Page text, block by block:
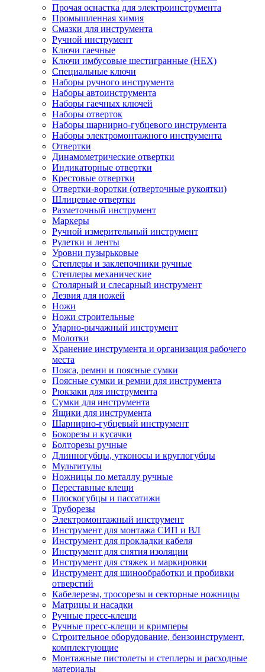
Прочая оснастка для электроинструмента
Промышленная химия
Смазки для инструмента
Ручной инструмент
Ключи гаечные
Ключи имбусовые шестигранные (HEX)
Специальные ключи
Наборы ручного инструмента
Наборы автоинструмента
Наборы гаечных ключей
Наборы отверток
Наборы шарнирно-губцевого инструмента
Наборы электромонтажного инструмента
Отвертки
Динамометрические отвертки
Индикаторные отвертки
Крестовые отвертки
Отвертки-воротки (отверточные рукоятки)
Шлицевые отвертки
Разметочный инструмент
Маркеры
Ручной измерительный инструмент
Рулетки и ленты
Уровни пузырьковые
Степлеры и заклепочники ручные
Степлеры механические
Столярный и слесарный инструмент
Лезвия для ножей
Ножи
Ножи строительные
Ударно-рычажный инструмент
Молотки
Хранение инструмента и организация рабочего
места
Пояса, ремни и поясные сумки
Поясные сумки и ремни для инструмента
Рюкзаки для инструмента
Сумки для инструмента
Ящики для инструмента
Шарнирно-губцевый инструмент
Бокорезы и кусачки
Болторезы ручные
Длинногубцы, утконосы и круглогубцы
Мультитулы
Ножницы по металлу ручные
Переставные клещи
Плоскогубцы и пассатижи
Труборезы
Электромонтажный инструмент
Инструмент для монтажа СИП и ВЛ
Инструмент для прокладки кабеля
Инструмент для снятия изоляции
Инструмент для стяжек и маркировки
Инструмент для шинообработки и пробивки
отверстий
Кабелерезы, тросорезы и секторные ножницы
Матрицы и насадки
Ручные пресс-клещи
Ручные пресс-клещи и кримперы
Строительное оборудование, бензоинструмент,
комплектующие
Монтажные пистолеты и степлеры и расходные
материалы